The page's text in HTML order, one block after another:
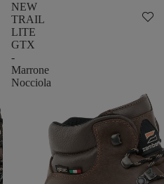
NEW
TRAIL
LITE
GTX
-
Marrone
Nocciola